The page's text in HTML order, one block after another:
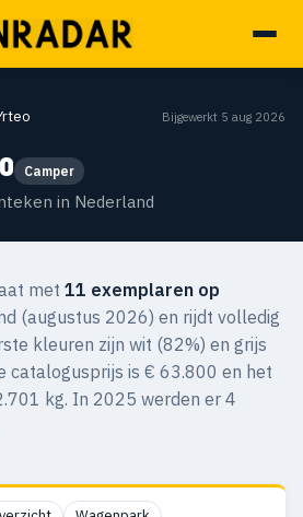
Bijgewerkt 5 aug 2026
Camper
in Nederland
met 11 exemplaren op
(augustus 2026) en rijdt volledig
kleuren zijn wit (82%) en grijs
catalogusprijs is € 63.800 en het
kg. In 2025 werden er 4